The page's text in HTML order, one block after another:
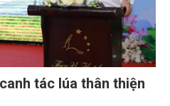
tác lúa thân thiện